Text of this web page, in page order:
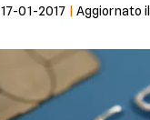
17-01-2017 Aggiornato il